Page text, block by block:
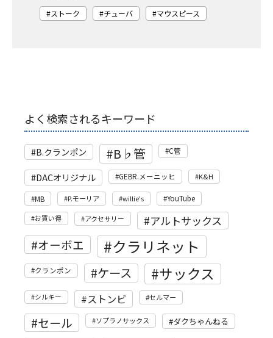
ストーク チューバ マウスピース
よく検索されるキーワード
B.クランポン B♭管 C管
DACオリジナル GEBR.メーニッヒ K&H
MB P.モーリア willie's YouTube
お買い得 アクセサリー アルトサックス
オーボエ クラリネット
クランポン ケース サックス
シルキー ストンビ セルマー
セール ソプラノサックス ダクちゃんねる